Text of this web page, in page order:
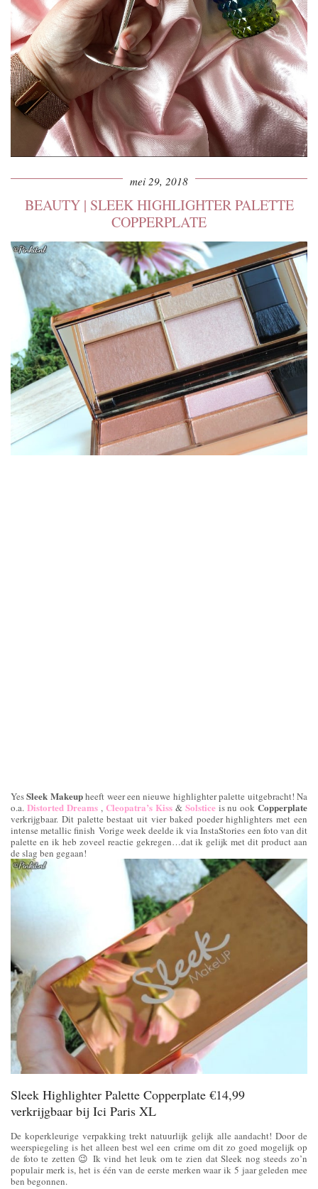
mei 29, 2018
BEAUTY | SLEEK HIGHLIGHTER PALETTE
COPPERPLATE
YesSleek Makeupheeft weer een nieuwe highlighter palette uitgebracht! Na
o.a. Distorted Dreams,Cleopatra’s Kiss & Solsticeis nu ookCopperplate
verkrijgbaar. Dit palette bestaat uit vier baked poeder highlighters met een
intense metallic finish Vorige week deelde ik via InstaStories een foto van dit
palette en ik heb zoveel reactie gekregen…dat ik gelijk met dit product aan
de slag ben gegaan!
Sleek Highlighter Palette Copperplate €14,99
verkrijgbaar bij Ici Paris XL
De koperkleurige verpakking trekt natuurlijk gelijk alle aandacht! Door de
weerspiegeling is het alleen best wel een crime om dit zo goed mogelijk op
de foto te zetten 😉 Ik vind het leuk om te zien dat Sleek nog steeds zo’n
populair merk is, het is één van de eerste merken waar ik 5 jaar geleden mee
ben begonnen.